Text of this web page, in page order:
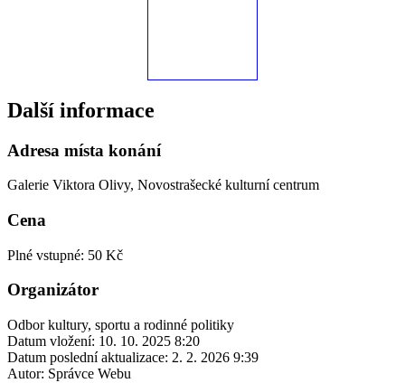
Další informace
Adresa místa konání
Galerie Viktora Olivy, Novostrašecké kulturní centrum
Cena
Plné vstupné: 50 Kč
Organizátor
Odbor kultury, sportu a rodinné politiky
Datum vložení: 10. 10. 2025 8:20
Datum poslední aktualizace: 2. 2. 2026 9:39
Autor: Správce Webu